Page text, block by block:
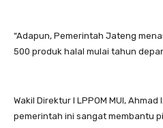
“Adapun, Pemerintah Jateng
500 produk halal mulai tahun
Wakil Direktur I LPPOM MUI,
pemerintah ini sangat membantu